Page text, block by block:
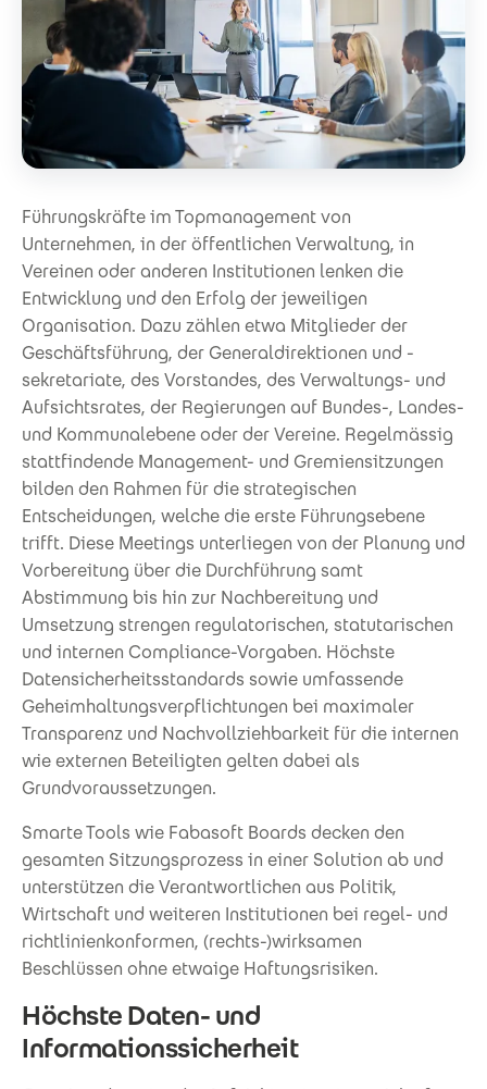
Führungskräfte im Topmanagement von
Unternehmen, in der öffentlichen Verwaltung, in
Vereinen oder anderen Institutionen lenken die
Entwicklung und den Erfolg der jeweiligen
Organisation. Dazu zählen etwa Mitglieder der
Geschäftsführung, der Generaldirektionen und -
sekretariate, des Vorstandes, des Verwaltungs- und
Aufsichtsrates, der Regierungen auf Bundes-, Landes-
und Kommunalebene oder der Vereine. Regelmässig
stattfindende Management- und Gremiensitzungen
bilden den Rahmen für die strategischen
Entscheidungen, welche die erste Führungsebene
trifft. Diese Meetings unterliegen von der Planung und
Vorbereitung über die Durchführung samt
Abstimmung bis hin zur Nachbereitung und
Umsetzung strengen regulatorischen, statutarischen
und internen Compliance-Vorgaben. Höchste
Datensicherheitsstandards sowie umfassende
Geheimhaltungsverpflichtungen bei maximaler
Transparenz und Nachvollziehbarkeit für die internen
wie externen Beteiligten gelten dabei als
Grundvoraussetzungen.
Smarte Tools wie Fabasoft Boards decken den
gesamten Sitzungsprozess in einer Solution ab und
unterstützen die Verantwortlichen aus Politik,
Wirtschaft und weiteren Institutionen bei regel- und
richtlinienkonformen, (rechts-)wirksamen
Beschlüssen ohne etwaige Haftungsrisiken.
Höchste Daten- und
Informationssicherheit